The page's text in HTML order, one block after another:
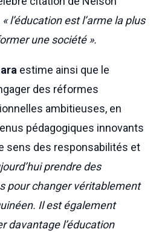
« l’éducation est l’arme la plus
une société ».
estime ainsi que le
des réformes
ambitieuses, en
pédagogiques innovants
sens des responsabilités et
prendre des
pour changer véritablement
Il est également
davantage l’éducation